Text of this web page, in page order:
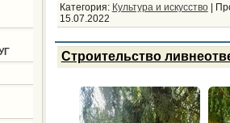
Категория: Культура и искусство
15.07.2022
Строительство